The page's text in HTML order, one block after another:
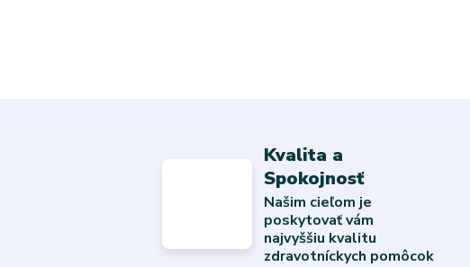
Kvalita a
Spokojnosť
Našim cieľom je
poskytovať vám
najvyššiu kvalitu
zdravotníckych pomôcok